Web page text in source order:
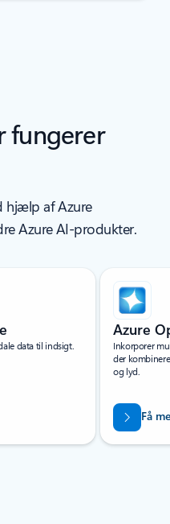
fungerer
hjælp af Azure
Azure AI-produkter.
data til indsigt.
Azure
Inkorporer
der
og lyd.
Få